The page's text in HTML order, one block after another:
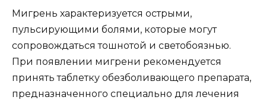
Мигрень характеризуется острыми,
пульсирующими болями, которые могут
сопровождаться тошнотой и светобоязнью.
При появлении мигрени рекомендуется
принять таблетку обезболивающего препарата,
предназначенного специально для лечения